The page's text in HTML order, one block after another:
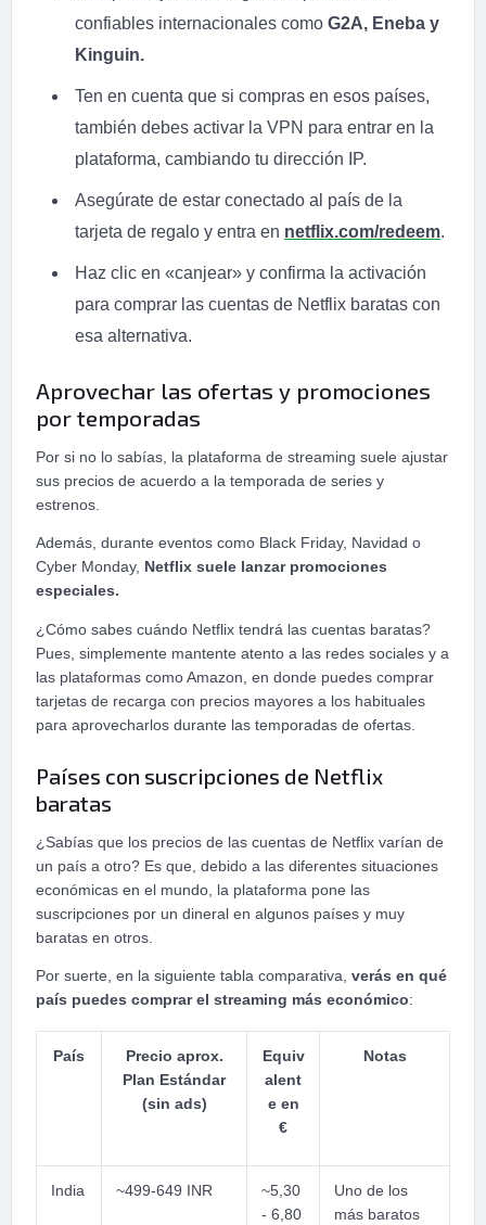
confiables internacionales como G2A, Eneba y
Kinguin.
Ten en cuenta que si compras en esos países,
también debes activar la VPN para entrar en la
plataforma, cambiando tu dirección IP.
Asegúrate de estar conectado al país de la
tarjeta de regalo y entra en netflix.com/redeem.
Haz clic en «canjear» y confirma la activación
para comprar las cuentas de Netflix baratas con
esa alternativa.
Aprovechar las ofertas y promociones
por temporadas
Por si no lo sabías, la plataforma de streaming suele ajustar
sus precios de acuerdo a la temporada de series y
estrenos.
Además, durante eventos como Black Friday, Navidad o
Cyber Monday, Netflix suele lanzar promociones
especiales.
¿Cómo sabes cuándo Netflix tendrá las cuentas baratas?
Pues, simplemente mantente atento a las redes sociales y a
las plataformas como Amazon, en donde puedes comprar
tarjetas de recarga con precios mayores a los habituales
para aprovecharlos durante las temporadas de ofertas.
Países con suscripciones de Netflix
baratas
¿Sabías que los precios de las cuentas de Netflix varían de
un país a otro? Es que, debido a las diferentes situaciones
económicas en el mundo, la plataforma pone las
suscripciones por un dineral en algunos países y muy
baratas en otros.
Por suerte, en la siguiente tabla comparativa, verás en qué
país puedes comprar el streaming más económico:
País
Precio aprox.
Plan Estándar
(sin ads)
Equiv
alent
e en
€
Notas
India ~499-649 INR
~5,30
- 6,80
Uno de los
más baratos